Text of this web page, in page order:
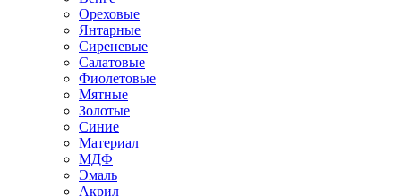
Ореховые
Янтарные
Сиреневые
Салатовые
Фиолетовые
Мятные
Золотые
Синие
Материал
МДФ
Эмаль
Акрил